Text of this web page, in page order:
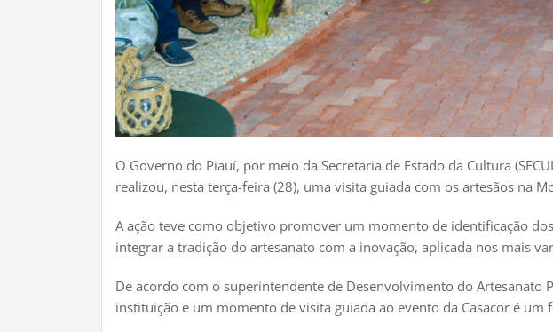
O Governo do Piauí, por meio da Secretaria de Estado da Cultura
realizou, nesta terça-feira (28), uma visita guiada com os artesãos na
A ação teve como objetivo promover um momento de identificação
integrar a tradição do artesanato com a inovação, aplicada nos mais
De acordo com o superintendente de Desenvolvimento do Artesanato
instituição e um momento de visita guiada ao evento da Casacor é